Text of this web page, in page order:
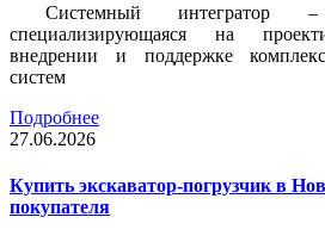
Системный интегратор
специализирующаяся на
внедрении и поддержке
систем
Подробнее
27.06.2026
Купить экскаватор-погрузчик в
покупателя